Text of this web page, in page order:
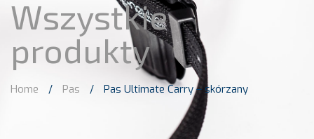
Wszystkie
produkty
Home / Pas / Pas Ultimate Carry – skórzany